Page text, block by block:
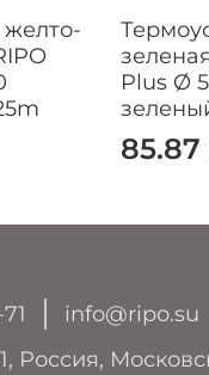
Plus Ø
info@ripo.su
Россия,